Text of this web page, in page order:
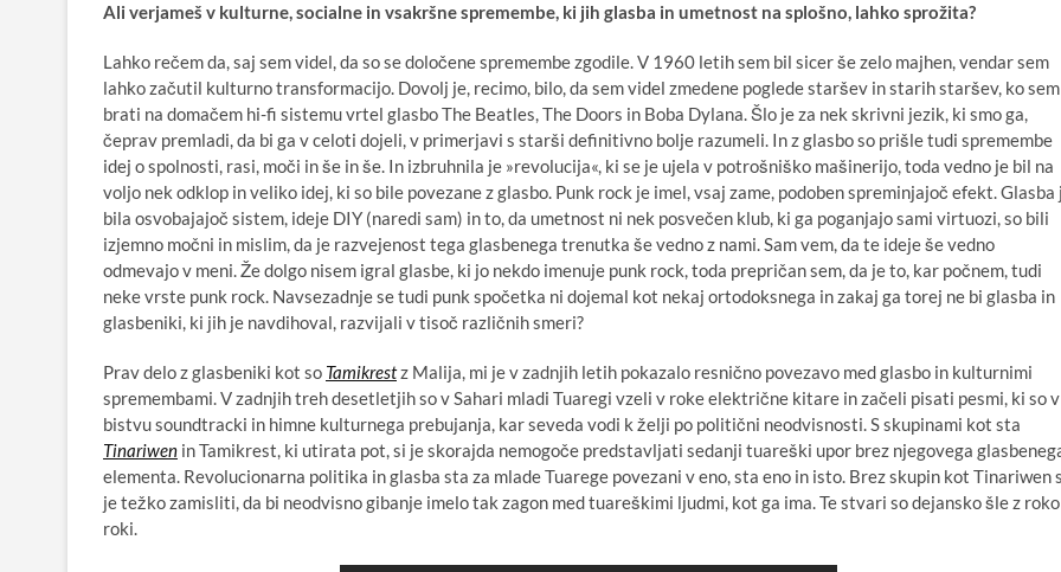
Ali verjameš v kulturne, socialne in vsakršne spremembe, ki jih glasba in umetnost na splošno, lahko sprožita?
Lahko rečem da, saj sem videl, da so se določene spremembe zgodile. V 1960 letih sem bil sicer še zelo majhen, vendar sem
lahko začutil kulturno transformacijo. Dovolj je, recimo, bilo, da sem videl zmedene poglede staršev in starih staršev, ko
brati na domačem hi-fi sistemu vrtel glasbo The Beatles, The Doors in Boba Dylana. Šlo je za nek skrivni jezik, ki smo ga,
čeprav premladi, da bi ga v celoti dojeli, v primerjavi s starši definitivno bolje razumeli. In z glasbo so prišle tudi spremembe
idej o spolnosti, rasi, moči in še in še. In izbruhnila je »revolucija«, ki se je ujela v potrošniško mašinerijo, toda vedno je bil na
voljo nek odklop in veliko idej, ki so bile povezane z glasbo. Punk rock je imel, vsaj zame, podoben spreminjajoč efekt. Glasba
bila osvobajajoč sistem, ideje DIY (naredi sam) in to, da umetnost ni nek posvečen klub, ki ga poganjajo sami virtuozi, so bili
izjemno močni in mislim, da je razvejenost tega glasbenega trenutka še vedno z nami. Sam vem, da te ideje še vedno
odmevajo v meni. Že dolgo nisem igral glasbe, ki jo nekdo imenuje punk rock, toda prepričan sem, da je to, kar počnem, tudi
neke vrste punk rock. Navsezadnje se tudi punk spočetka ni dojemal kot nekaj ortodoksnega in zakaj ga torej ne bi glasba in
glasbeniki, ki jih je navdihoval, razvijali v tisoč različnih smeri?
Prav delo z glasbeniki kot so Tamikrestz Malija, mi je v zadnjih letih pokazalo resnično povezavo med glasbo in kulturnimi
spremembami. V zadnjih treh desetletjih so v Sahari mladi Tuaregi vzeli v roke električne kitare in začeli pisati pesmi, ki so v
bistvu soundtracki in himne kulturnega prebujanja, kar seveda vodi k želji po politični neodvisnosti. S skupinami kot sta
Tinariwen inTamikrest, ki utirata pot, si je skorajda nemogoče predstavljati sedanji tuareški upor brez njegovega
elementa. Revolucionarna politika in glasba sta za mlade Tuarege povezani v eno, sta eno in isto. Brez skupin kot Tinariwen
je težko zamisliti, da bi neodvisno gibanje imelo tak zagon med tuareškimi ljudmi, kot ga ima. Te stvari so dejansko šle z
roki.